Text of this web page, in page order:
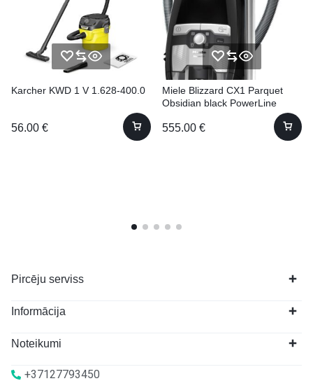
Karcher KWD 1 V 1.628-400.0
56.00 €
Miele Blizzard CX1 Parquet
Obsidian black PowerLine
555.00 €
Pircēju serviss
Informācija
Noteikumi
+37127793450